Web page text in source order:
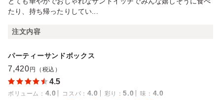
たり、持ち帰ったりしてい...
注文内容
パーティーサンドボックス
7,420 円（税込）
4.5
ボリューム ： 4.0 コスパ ： 4.0 彩り ：5.0 味 ： 4.0